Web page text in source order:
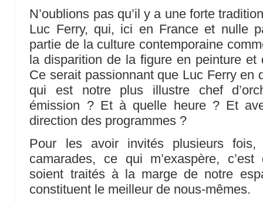
N’oublions pas qu’il y a une forte
Luc Ferry, qui, ici en France et nulle
partie de la culture contemporaine
la disparition de la figure en peinture
Ce serait passionnant que Luc Ferry en
qui est notre plus illustre chef
émission ? Et à quelle heure ? Et
direction des programmes ?
Pour les avoir invités plusieurs
camarades, ce qui m’exaspère,
soient traités à la marge de notre
constituent le meilleur de nous-mêmes.